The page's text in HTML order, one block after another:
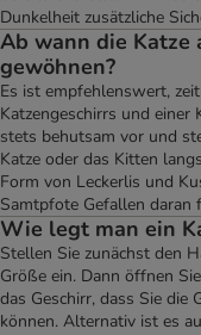
Dunkelheit zusätzliche
Ab wann die Katze
gewöhnen?
Es ist empfehlenswert,
Katzengeschirrs und einer
stets behutsam vor und
Katze oder das Kitten
Form von Leckerlis und
Samtpfote Gefallen daran
Wie legt man ein
Stellen Sie zunächst den
Größe ein. Dann öffnen
das Geschirr, dass Sie
können. Alternativ ist es